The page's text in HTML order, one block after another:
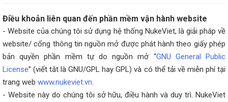
Điều khoản liên quan đến phần mềm vận hành website
- Website của chúng tôi sử dụng hệ thống NukeViet, là giải pháp về
website/ cổng thông tin nguồn mở được phát hành theo giấy phép
bản quyền phần mềm tự do nguồn mở “GNU General Public
License” (viết tắt là GNU/GPL hay GPL) và có thể tải về miễn phí tại
trang web www.nukeviet.vn
- Website này do chúng tôi sở hữu, điều hành và duy trì. NukeViet